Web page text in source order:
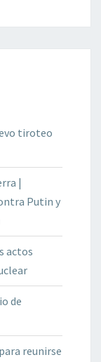
tiroteo
|
Putin y
actos
de
reunirse